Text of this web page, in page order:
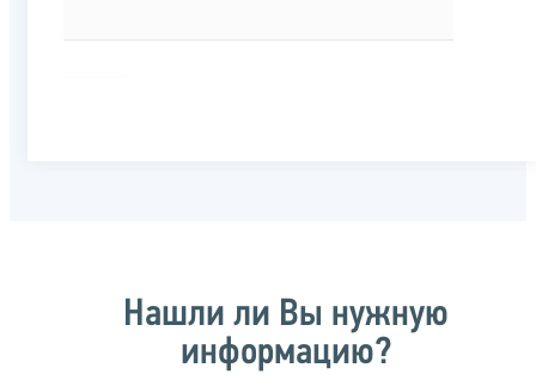
Нашли ли Вы нужную
информацию?